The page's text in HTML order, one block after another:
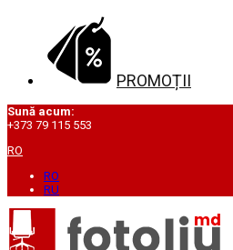
PROMOȚII
Sună acum:
+373 79 115 553
RO
RO
RU